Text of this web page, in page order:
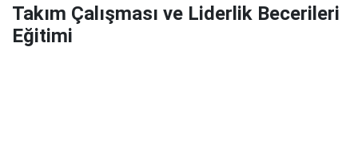
Takım Çalışması ve Liderlik Becerileri
Eğitimi